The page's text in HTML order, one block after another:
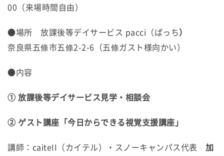
00（来場時間自由）
●場所 放課後等デイサービス pacci（ぱっち）
奈良県五條市五條2-2-6（五條ガスト様向かい）
●内容
① 放課後等デイサービス見学・相談会
② ゲスト講座 「今日からできる視覚支援講座」
講師：caiteII（カイテル）・スノーキャンパス代表 加